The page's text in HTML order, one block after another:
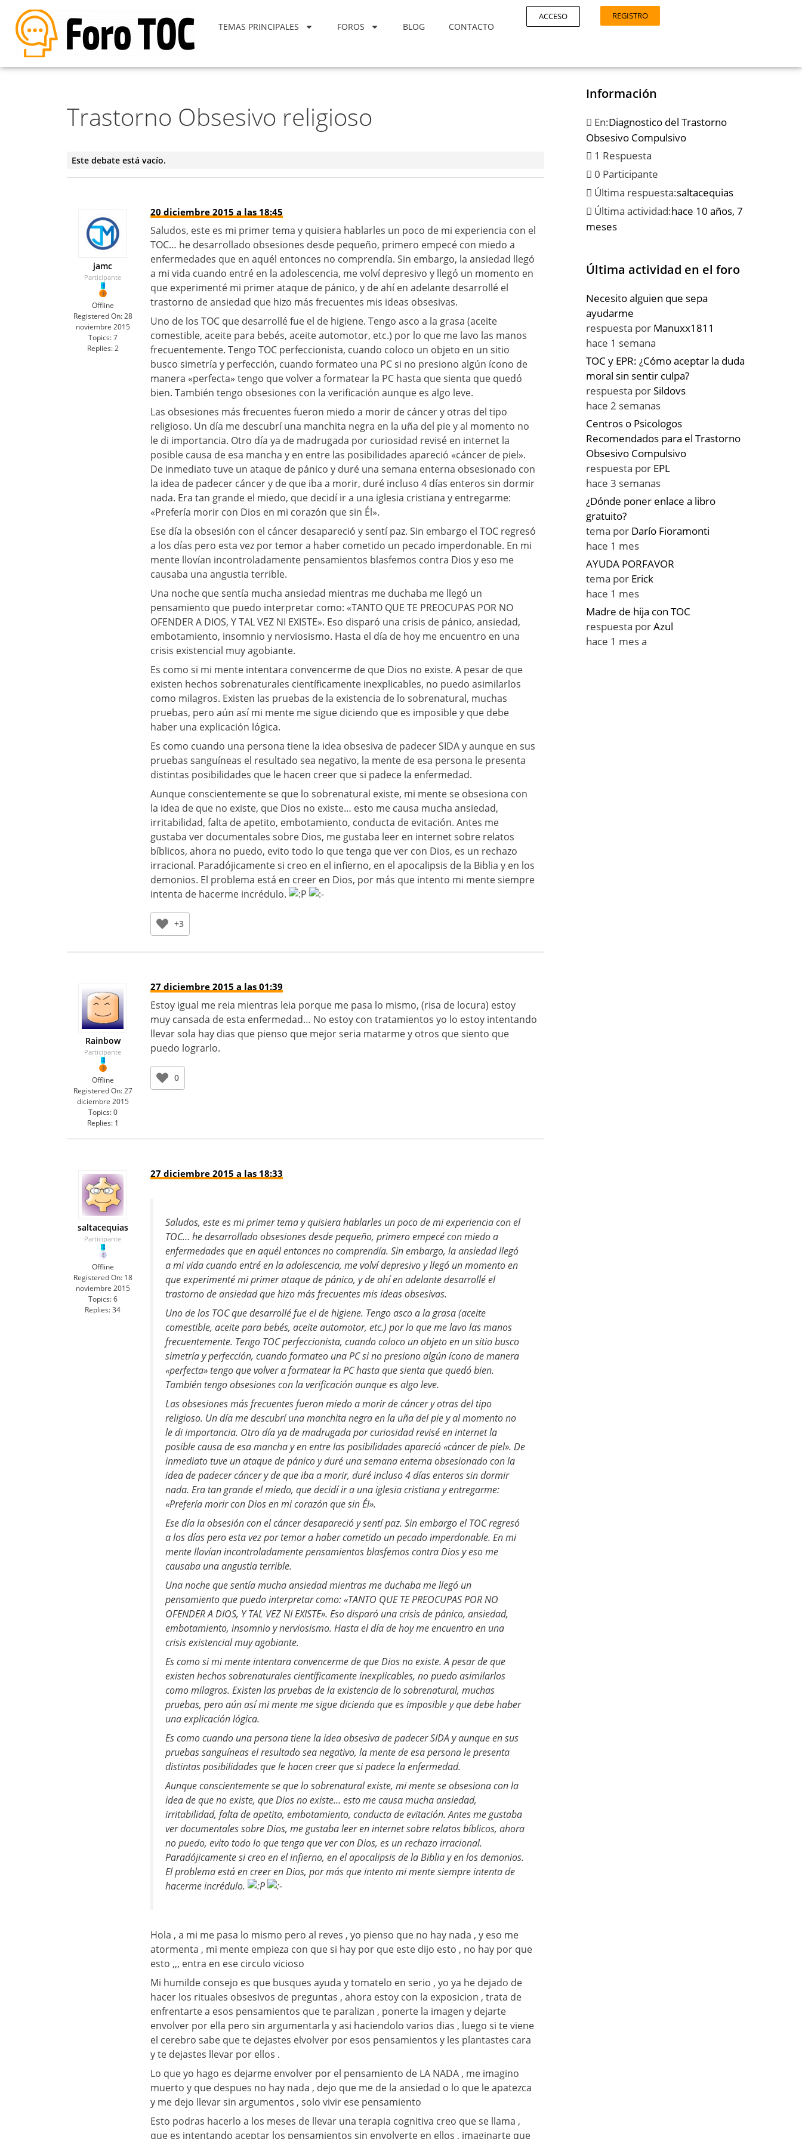
TEMAS PRINCIPALES FOROS BLOG CONTACTO
ACCESO REGISTRO
Trastorno Obsesivo religioso
Este debate está vacío.
jamc
Participante
Offline
Registered On: 28
noviembre 2015
Topics: 7
Replies: 2
20 diciembre 2015 a las 18:45
Saludos, este es mi primer tema y quisiera hablarles un poco de mi experiencia con el
TOC… he desarrollado obsesiones desde pequeño, primero empecé con miedo a
enfermedades que en aquél entonces no comprendía. Sin embargo, la ansiedad llegó
a mi vida cuando entré en la adolescencia, me volví depresivo y llegó un momento en
que experimenté mi primer ataque de pánico, y de ahí en adelante desarrollé el
trastorno de ansiedad que hizo más frecuentes mis ideas obsesivas.
Uno de los TOC que desarrollé fue el de higiene. Tengo asco a la grasa (aceite
comestible, aceite para bebés, aceite automotor, etc.) por lo que me lavo las manos
frecuentemente. Tengo TOC perfeccionista, cuando coloco un objeto en un sitio
busco simetría y perfección, cuando formateo una PC si no presiono algún ícono de
manera «perfecta» tengo que volver a formatear la PC hasta que sienta que quedó
bien. También tengo obsesiones con la verificación aunque es algo leve.
Las obsesiones más frecuentes fueron miedo a morir de cáncer y otras del tipo
religioso. Un día me descubrí una manchita negra en la uña del pie y al momento no
le di importancia. Otro día ya de madrugada por curiosidad revisé en internet la
posible causa de esa mancha y en entre las posibilidades apareció «cáncer de piel».
De inmediato tuve un ataque de pánico y duré una semana enterna obsesionado con
la idea de padecer cáncer y de que iba a morir, duré incluso 4 días enteros sin dormir
nada. Era tan grande el miedo, que decidí ir a una iglesia cristiana y entregarme:
«Prefería morir con Dios en mi corazón que sin Él».
Ese día la obsesión con el cáncer desapareció y sentí paz. Sin embargo el TOC regresó
a los días pero esta vez por temor a haber cometido un pecado imperdonable. En mi
mente llovían incontroladamente pensamientos blasfemos contra Dios y eso me
causaba una angustia terrible.
Una noche que sentía mucha ansiedad mientras me duchaba me llegó un
pensamiento que puedo interpretar como: «TANTO QUE TE PREOCUPAS POR NO
OFENDER A DIOS, Y TAL VEZ NI EXISTE». Eso disparó una crisis de pánico, ansiedad,
embotamiento, insomnio y nerviosismo. Hasta el día de hoy me encuentro en una
crisis existencial muy agobiante.
Es como si mi mente intentara convencerme de que Dios no existe. A pesar de que
existen hechos sobrenaturales científicamente inexplicables, no puedo asimilarlos
como milagros. Existen las pruebas de la existencia de lo sobrenatural, muchas
pruebas, pero aún así mi mente me sigue diciendo que es imposible y que debe
haber una explicación lógica.
Es como cuando una persona tiene la idea obsesiva de padecer SIDA y aunque en sus
pruebas sanguíneas el resultado sea negativo, la mente de esa persona le presenta
distintas posibilidades que le hacen creer que si padece la enfermedad.
Aunque conscientemente se que lo sobrenatural existe, mi mente se obsesiona con
la idea de que no existe, que Dios no existe… esto me causa mucha ansiedad,
irritabilidad, falta de apetito, embotamiento, conducta de evitación. Antes me
gustaba ver documentales sobre Dios, me gustaba leer en internet sobre relatos
bíblicos, ahora no puedo, evito todo lo que tenga que ver con Dios, es un rechazo
irracional. Paradójicamente si creo en el infierno, en el apocalipsis de la Biblia y en los
demonios. El problema está en creer en Dios, por más que intento mi mente siempre
intenta de hacerme incrédulo.
+3
Rainbow
Participante
Offline
Registered On: 27
diciembre 2015
Topics: 0
Replies: 1
27 diciembre 2015 a las 01:39
Estoy igual me reia mientras leia porque me pasa lo mismo, (risa de locura) estoy
muy cansada de esta enfermedad… No estoy con tratamientos yo lo estoy intentando
llevar sola hay dias que pienso que mejor seria matarme y otros que siento que
puedo lograrlo.
0
saltacequias
Participante
Offline
Registered On: 18
noviembre 2015
Topics: 6
Replies:34
27 diciembre 2015 a las 18:33
Saludos, este es mi primer tema y quisiera hablarles un poco de mi experiencia con el
TOC… he desarrollado obsesiones desde pequeño, primero empecé con miedo a
enfermedades que en aquél entonces no comprendía. Sin embargo, la ansiedad llegó
a mi vida cuando entré en la adolescencia, me volví depresivo y llegó un momento en
que experimenté mi primer ataque de pánico, y de ahí en adelante desarrollé el
trastorno de ansiedad que hizo más frecuentes mis ideas obsesivas.
Uno de los TOC que desarrollé fue el de higiene. Tengo asco a la grasa (aceite
comestible, aceite para bebés, aceite automotor, etc.) por lo que me lavo las manos
frecuentemente. Tengo TOC perfeccionista, cuando coloco un objeto en un sitio busco
simetría y perfección, cuando formateo una PC si no presiono algún ícono de manera
«perfecta» tengo que volver a formatear la PC hasta que sienta que quedó bien.
También tengo obsesiones con la verificación aunque es algo leve.
Las obsesiones más frecuentes fueron miedo a morir de cáncer y otras del tipo
religioso. Un día me descubrí una manchita negra en la uña del pie y al momento no
le di importancia. Otro día ya de madrugada por curiosidad revisé en internet la
posible causa de esa mancha y en entre las posibilidades apareció «cáncer de piel». De
inmediato tuve un ataque de pánico y duré una semana enterna obsesionado con la
idea de padecer cáncer y de que iba a morir, duré incluso 4 días enteros sin dormir
nada. Era tan grande el miedo, que decidí ir a una iglesia cristiana y entregarme:
«Prefería morir con Dios en mi corazón que sin Él».
Ese día la obsesión con el cáncer desapareció y sentí paz. Sin embargo el TOC regresó
a los días pero esta vez por temor a haber cometido un pecado imperdonable. En mi
mente llovían incontroladamente pensamientos blasfemos contra Dios y eso me
causaba una angustia terrible.
Una noche que sentía mucha ansiedad mientras me duchaba me llegó un
pensamiento que puedo interpretar como: «TANTO QUE TE PREOCUPAS POR NO
OFENDER A DIOS, Y TAL VEZ NI EXISTE». Eso disparó una crisis de pánico, ansiedad,
embotamiento, insomnio y nerviosismo. Hasta el día de hoy me encuentro en una
crisis existencial muy agobiante.
Es como si mi mente intentara convencerme de que Dios no existe. A pesar de que
existen hechos sobrenaturales científicamente inexplicables, no puedo asimilarlos
como milagros. Existen las pruebas de la existencia de lo sobrenatural, muchas
pruebas, pero aún así mi mente me sigue diciendo que es imposible y que debe haber
una explicación lógica.
Es como cuando una persona tiene la idea obsesiva de padecer SIDA y aunque en sus
pruebas sanguíneas el resultado sea negativo, la mente de esa persona le presenta
distintas posibilidades que le hacen creer que si padece la enfermedad.
Aunque conscientemente se que lo sobrenatural existe, mi mente se obsesiona con la
idea de que no existe, que Dios no existe… esto me causa mucha ansiedad,
irritabilidad, falta de apetito, embotamiento, conducta de evitación. Antes me gustaba
ver documentales sobre Dios, me gustaba leer en internet sobre relatos bíblicos, ahora
no puedo, evito todo lo que tenga que ver con Dios, es un rechazo irracional.
Paradójicamente si creo en el infierno, en el apocalipsis de la Biblia y en los demonios.
El problema está en creer en Dios, por más que intento mi mente siempre intenta de
hacerme incrédulo.
Hola , a mi me pasa lo mismo pero al reves , yo pienso que no hay nada , y eso me
atormenta , mi mente empieza con que si hay por que este dijo esto , no hay por que
esto ,,, entra en ese circulo vicioso
Mi humilde consejo es que busques ayuda y tomatelo en serio , yo ya he dejado de
hacer los rituales obsesivos de preguntas , ahora estoy con la exposicion , trata de
enfrentarte a esos pensamientos que te paralizan , ponerte la imagen y dejarte
envolver por ella pero sin argumentarla y asi haciendolo varios dias , luego si te viene
el cerebro sabe que te dejastes elvolver por esos pensamientos y les plantastes cara
y te dejastes llevar por ellos .
Lo que yo hago es dejarme envolver por el pensamiento de LA NADA , me imagino
muerto y que despues no hay nada , dejo que me de la ansiedad o lo que le apatezca
y me dejo llevar sin argumentos , solo vivir ese pensamiento
Esto podras hacerlo a los meses de llevar una terapia cognitiva creo que se llama ,
que es intentando aceptar los pensamientos sin envolverte en ellos , imaginarte que
Información
En:Diagnostico del Trastorno
Obsesivo Compulsivo
1 Respuesta
0 Participante
Última respuesta:saltacequias
Última actividad:hace 10 años, 7
meses
Última actividad en el foro
Necesito alguien que sepa
ayudarme
respuesta por Manuxx1811
hace 1 semana
TOC y EPR: ¿Cómo aceptar la duda
moral sin sentir culpa?
respuesta porSildovs
hace 2 semanas
Centros o Psicologos
Recomendados para el Trastorno
Obsesivo Compulsivo
respuesta por EPL
hace 3 semanas
¿Dónde poner enlace a libro
gratuito?
tema por Darío Fioramonti
hace 1 mes
AYUDA PORFAVOR
tema por Erick
hace 1 mes
Madre de hija con TOC
respuesta porAzul
hace 1 mes a